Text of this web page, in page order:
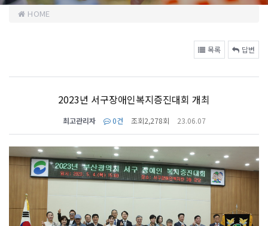
HOME
목록 답변
2023년 서구장애인복지증진대회 개최
최고관리자 0건 조회2,278회 23.06.07